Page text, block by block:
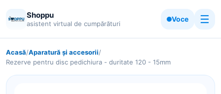
Shoppu
asistent virtual de cumpărături
Voce ☰
Acasă/Aparatură și accesorii/
Rezerve pentru disc pedichiura - duritate 120 - 15mm